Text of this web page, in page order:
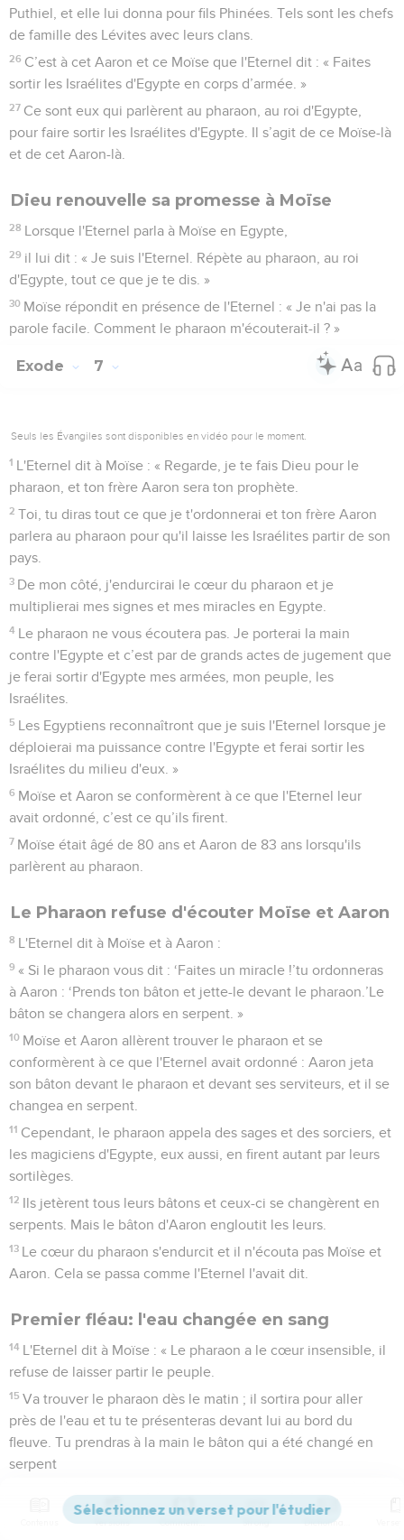
Puthiel, et elle lui donna pour fils Phinées. Tels sont les chefs
de famille des Lévites avec leurs clans.
26 C’est à cet Aaron et ce Moïse que l'Eternel dit : « Faites
sortir les Israélites d'Egypte en corps d’armée. »
27 Ce sont eux qui parlèrent au pharaon, au roi d'Egypte,
pour faire sortir les Israélites d'Egypte. Il s’agit de ce Moïse-là
et de cet Aaron-là.
Dieu renouvelle sa promesse à Moïse
28 Lorsque l'Eternel parla à Moïse en Egypte,
29 il lui dit : « Je suis l'Eternel. Répète au pharaon, au roi
d'Egypte, tout ce que je te dis. »
30 Moïse répondit en présence de l'Eternel : « Je n'ai pas la
parole facile. Comment le pharaon m'écouterait-il ? »
Exode 7
Seuls les Évangiles sont disponibles en vidéo pour le moment.
1 L'Eternel dit à Moïse : « Regarde, je te fais Dieu pour le
pharaon, et ton frère Aaron sera ton prophète.
2 Toi, tu diras tout ce que je t'ordonnerai et ton frère Aaron
parlera au pharaon pour qu'il laisse les Israélites partir de son
pays.
3 De mon côté, j'endurcirai le cœur du pharaon et je
multiplierai mes signes et mes miracles en Egypte.
4 Le pharaon ne vous écoutera pas. Je porterai la main
contre l'Egypte et c’est par de grands actes de jugement que
je ferai sortir d'Egypte mes armées, mon peuple, les
Israélites.
5 Les Egyptiens reconnaîtront que je suis l'Eternel lorsque je
déploierai ma puissance contre l'Egypte et ferai sortir les
Israélites du milieu d'eux. »
6 Moïse et Aaron se conformèrent à ce que l'Eternel leur
avait ordonné, c’est ce qu’ils firent.
7 Moïse était âgé de 80 ans et Aaron de 83 ans lorsqu'ils
parlèrent au pharaon.
Le Pharaon refuse d'écouter Moïse et Aaron
8 L'Eternel dit à Moïse et à Aaron :
9 « Si le pharaon vous dit : ‘Faites un miracle !’tu ordonneras
à Aaron : ‘Prends ton bâton et jette-le devant le pharaon.’Le
bâton se changera alors en serpent. »
10 Moïse et Aaron allèrent trouver le pharaon et se
conformèrent à ce que l'Eternel avait ordonné : Aaron jeta
son bâton devant le pharaon et devant ses serviteurs, et il se
changea en serpent.
11 Cependant, le pharaon appela des sages et des sorciers, et
les magiciens d'Egypte, eux aussi, en firent autant par leurs
sortilèges.
12 Ils jetèrent tous leurs bâtons et ceux-ci se changèrent en
serpents. Mais le bâton d'Aaron engloutit les leurs.
13 Le cœur du pharaon s'endurcit et il n'écouta pas Moïse et
Aaron. Cela se passa comme l'Eternel l'avait dit.
Premier fléau: l'eau changée en sang
14 L'Eternel dit à Moïse : « Le pharaon a le cœur insensible, il
refuse de laisser partir le peuple.
15 Va trouver le pharaon dès le matin ; il sortira pour aller
près de l'eau et tu te présenteras devant lui au bord du
fleuve. Tu prendras à la main le bâton qui a été changé en
serpent
m'a envoyé vers toi pour te dire : Laisse partir mon peuple
Versions Commentaires Strong